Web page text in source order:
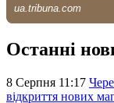
Останні
8 Серпня 11:17
відкриття нових